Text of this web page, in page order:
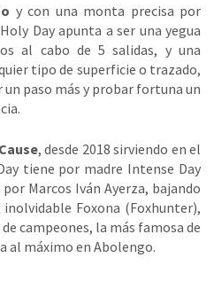
y con una monta precisa por
Day apunta a ser una yegua
al cabo de 5 salidas, y una
tipo de superficie o trazado,
paso más y probar fortuna un
, desde 2018 sirviendo en el
tiene por madre Intense Day
Marcos Iván Ayerza, bajando
Foxona (Foxhunter),
campeones, la más famosa de
al máximo en Abolengo.